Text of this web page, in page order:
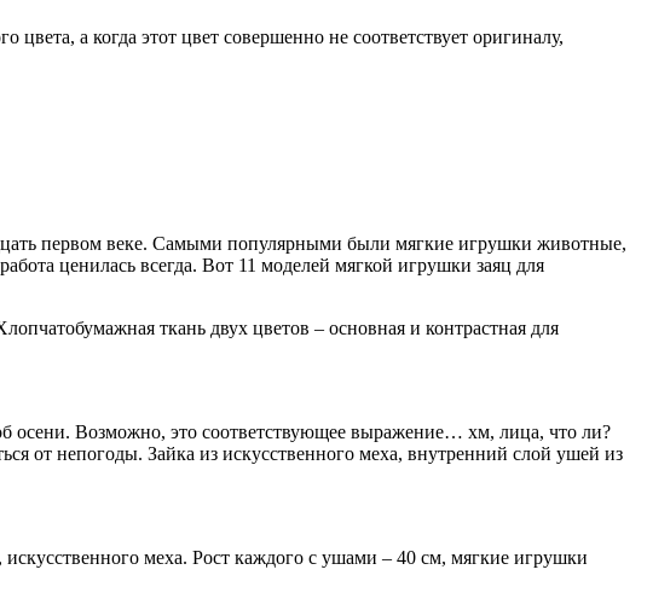
а когда этот цвет совершенно не соответствует оригиналу,
первом веке. Самыми популярными были мягкие игрушки животные,
ценилась всегда. Вот 11 моделей мягкой игрушки заяц для
ткань двух цветов – основная и контрастная для
осени. Возможно, это соответствующее выражение… хм, лица, что ли?
от непогоды. Зайка из искусственного меха, внутренний слой ушей из
меха. Рост каждого с ушами – 40 см, мягкие игрушки